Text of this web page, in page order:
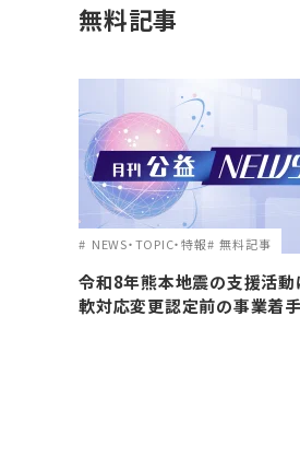
無料記事
NEWS・TOPIC・特報 無料記事
令和8年熊本地震の支援活動
軟対応変更認定前の事業着